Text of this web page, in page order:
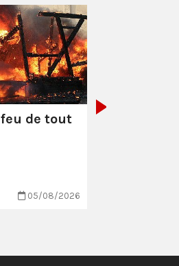
feu de tout
05/08/2026